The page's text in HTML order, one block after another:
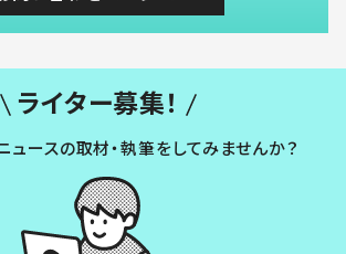
ライター募集！
ュースの取材・執筆をしてみませんか？